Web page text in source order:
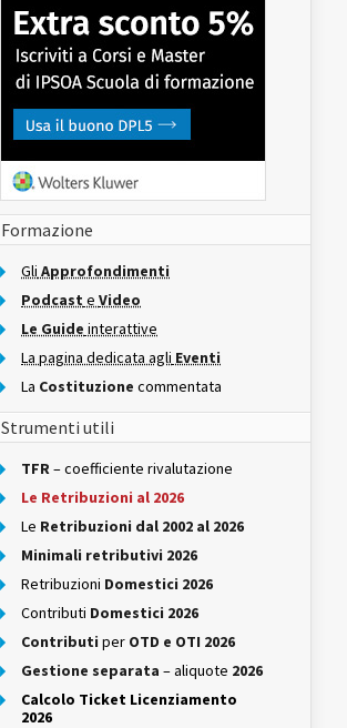
Formazione
Gli Approfondimenti
Podcast e Video
Le Guide interattive
La pagina dedicata agli Eventi
La Costituzione commentata
Strumenti utili
TFR– coefficiente rivalutazione
Le Retribuzioni al 2026
Le Retribuzioni dal 2002 al 2026
Minimali retributivi 2026
Retribuzioni Domestici 2026
Contributi Domestici 2026
Contributi per OTD e OTI 2026
Gestione separata – aliquote 2026
Calcolo Ticket Licenziamento
2026